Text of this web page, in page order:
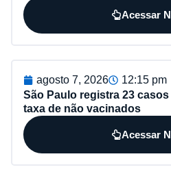
Acessar
agosto 7, 2026
12:15 pm
São Paulo registra 23
taxa de não vacinados
Acessar